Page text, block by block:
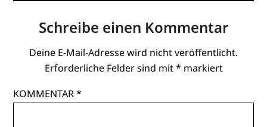
Schreibe einen Kommentar
Deine E-Mail-Adresse wird nicht veröffentlicht.
Erforderliche Felder sind mit* markiert
KOMMENTAR*